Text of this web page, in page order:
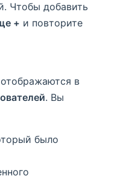
Чтобы добавить
+ и повторите
в
. Вы
было